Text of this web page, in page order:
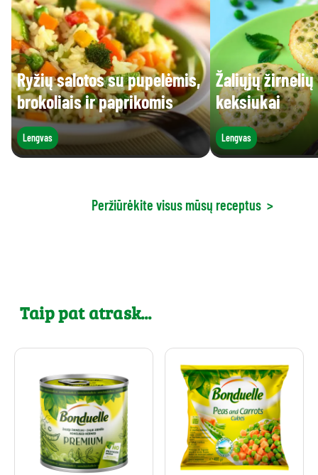
Ryžių salotos su pupelėmis,
brokoliais ir paprikomis
Lengvas
Žaliųjų
keksiukai
Lengvas
Peržiūrėkite visus mūsų receptus >
Taip pat atrask...